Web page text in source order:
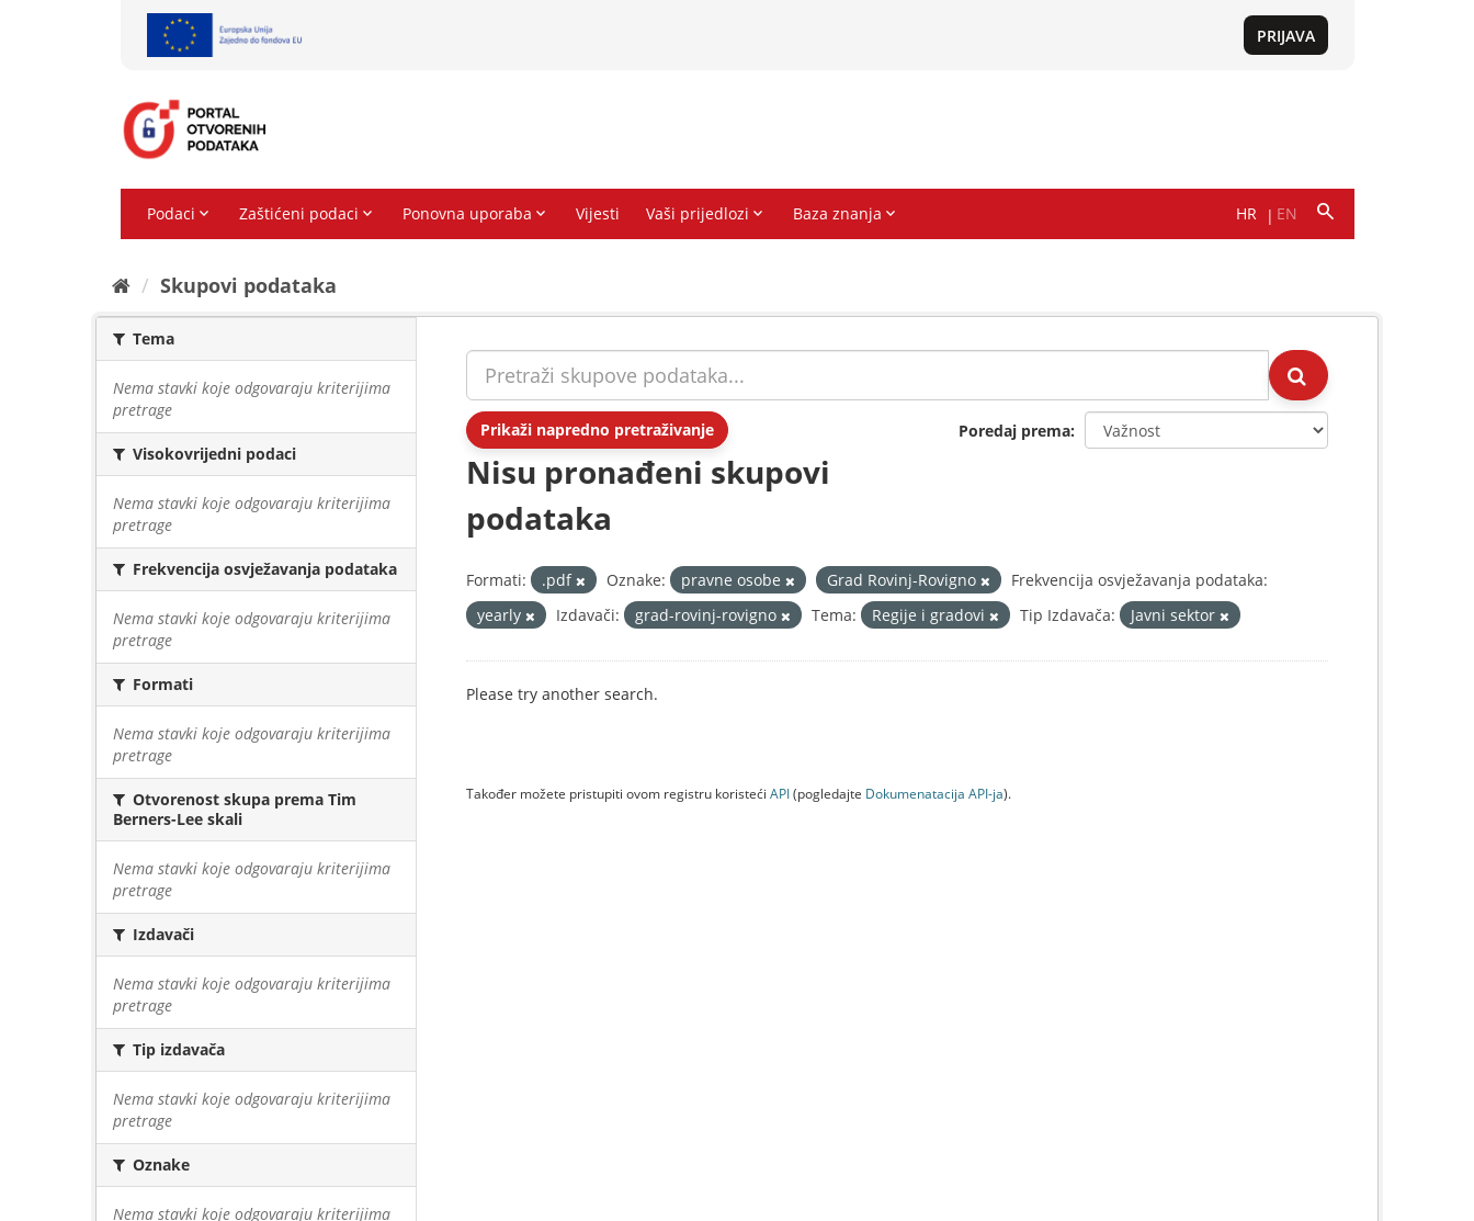
Skupovi podаtаkа
Tema
Nema stavki koje odgovaraju kriterijima
pretrage
Visokovrijedni podaci
Nema stavki koje odgovaraju kriterijima
pretrage
Frekvencija osvježavanja podataka
Nema stavki koje odgovaraju kriterijima
pretrage
Formati
Nema stavki koje odgovaraju kriterijima
pretrage
Otvorenost skupa prema Tim
Berners-Lee skali
Nema stavki koje odgovaraju kriterijima
pretrage
Izdavači
Nema stavki koje odgovaraju kriterijima
pretrage
Tip izdavača
Nema stavki koje odgovaraju kriterijima
pretrage
Oznake
Nema stavki koje odgovaraju kriterijima
Prikaži napredno pretraživanje Poredaj prema
Nisu pronađeni skupovi
podataka
Formati: .pdf Oznake: pravne osobe Grad Rovinj-Rovigno
Frekvencija osvježavanja podataka:
yearly
Izdavači: grad-rovinj-rovigno Tema: Regije i gradovi Tip Izdavača: Javni sektor
Please try another search.
Također možete pristupiti ovom registru koristeći API(pogledajte Dokumenаtаcijа API-jа).